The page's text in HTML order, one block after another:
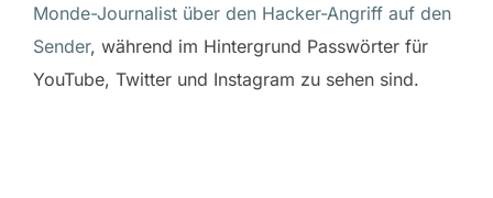
Monde-Journalist über den Hacker-Angriff auf den
Sender, während im Hintergrund Passwörter für
YouTube, Twitter und Instagram zu sehen sind.